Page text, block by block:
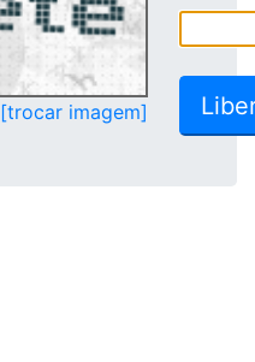
[trocar imagem]